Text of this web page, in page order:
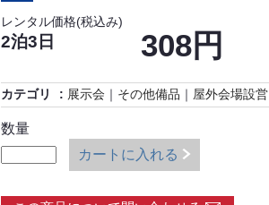
レンタル価格(税込み)
2泊3日 308円
カテゴリ 展示会 ｜ その他備品 ｜ 屋外会場設営
数量
カートに入れる